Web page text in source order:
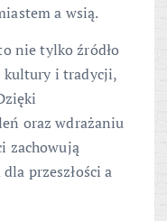
a wsią.
nie tylko źródło
kultury i tradycji,
oraz wdrażaniu
zachowują
przeszłości a